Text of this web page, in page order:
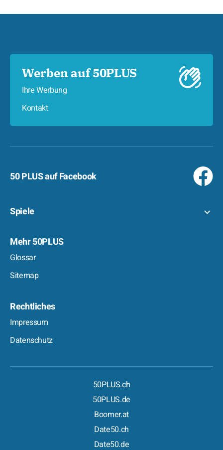
Werben auf 50PLUS
Ihre Werbung
Kontakt
50 PLUS auf Facebook
Spiele
Mehr 50PLUS
Glossar
Sitemap
Rechtliches
Impressum
Datenschutz
50PLUS.ch
50PLUS.de
Boomer.at
Date50.ch
Date50.de